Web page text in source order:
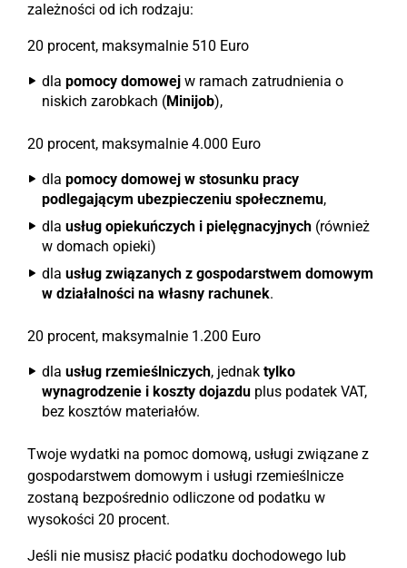
zależności od ich rodzaju:
20 procent, maksymalnie 510 Euro
dla pomocy domowej w ramach zatrudnienia o
niskich zarobkach (Minijob),
20 procent, maksymalnie 4.000 Euro
dla pomocy domowej w stosunku pracy
podlegającym ubezpieczeniu społecznemu,
dla usług opiekuńczych i pielęgnacyjnych (również
w domach opieki)
dla usług związanych z gospodarstwem domowym
w działalności na własny rachunek.
20 procent, maksymalnie 1.200 Euro
dla usług rzemieślniczych, jednak tylko
wynagrodzenie i koszty dojazdu plus podatek VAT,
bez kosztów materiałów.
Twoje wydatki na pomoc domową, usługi związane z
gospodarstwem domowym i usługi rzemieślnicze
zostaną bezpośrednio odliczone od podatku w
wysokości 20 procent.
Jeśli nie musisz płacić podatku dochodowego lub